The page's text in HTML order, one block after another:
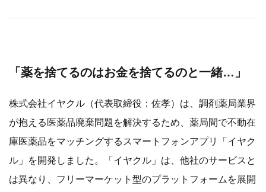
「薬を捨てるのはお金を捨てるのと一緒…」
株式会社イヤクル（代表取締役：佐孝）は、調剤薬局業界
が抱える医薬品廃棄問題を解決するため、薬局間で不動在
庫医薬品をマッチングするスマートフォンアプリ「イヤク
ル」を開発しました。「イヤクル」は、他社のサービスと
は異なり、フリーマーケット型のプラットフォームを展開